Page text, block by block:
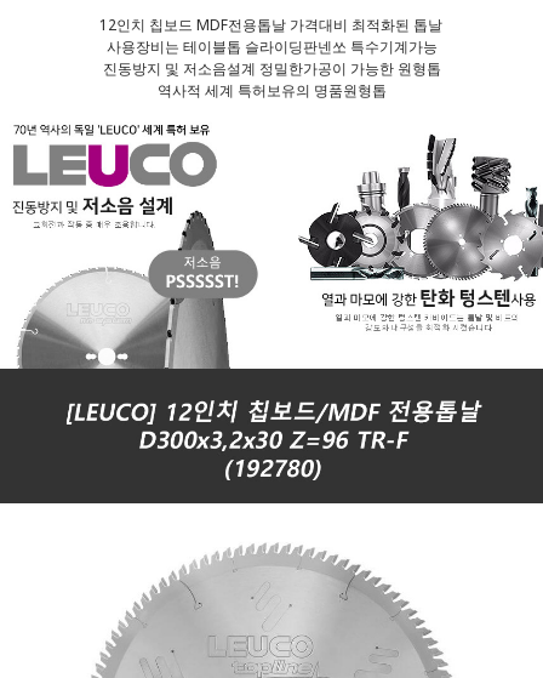
12인치 칩보드 MDF전용톱날 가격대비 최적화된 톱날
사용장비는 테이블톱 슬라이딩판넨쏘 특수기계가능
진동방지 및 저소음설계 정밀한가공이 가능한 원형톱
역사적 세계 특허보유의 명품원형톱